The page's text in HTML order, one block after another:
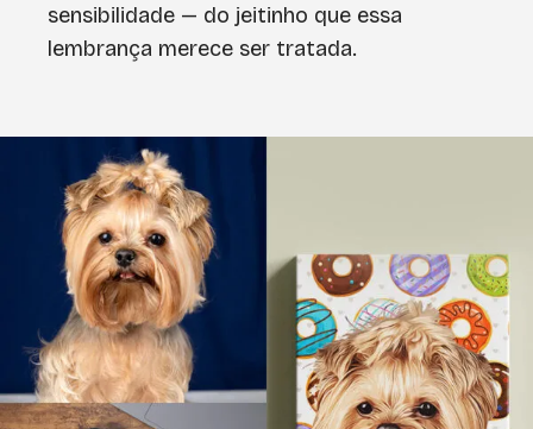
sensibilidade — do jeitinho que essa
lembrança merece ser tratada.